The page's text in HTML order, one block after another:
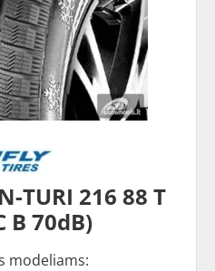
TURI 216 88 T
B 70dB)
modeliams: